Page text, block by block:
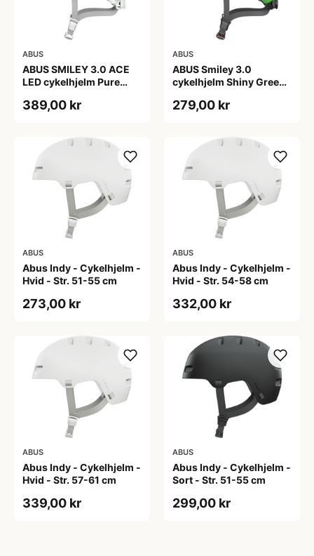
ABUS
ABUS SMILEY 3.0 ACE
LED cykelhjelm Pure
389,00 kr
ABUS
ABUS Smiley 3.0
cykelhjelm Shiny Green
cm)
279,00 kr
ABUS
Abus Indy - Cykelhjelm -
Hvid - Str. 51-55 cm
273,00 kr
ABUS
Abus Indy - Cykelhjelm -
Hvid - Str. 54-58 cm
332,00 kr
ABUS
Abus Indy - Cykelhjelm -
Hvid - Str. 57-61 cm
339,00 kr
ABUS
Abus Indy - Cykelhjelm -
Sort - Str. 51-55 cm
299,00 kr